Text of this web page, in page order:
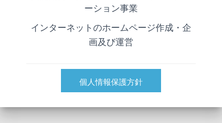
ーション事業
インターネットのホームページ作成・企
画及び運営
個人情報保護方針